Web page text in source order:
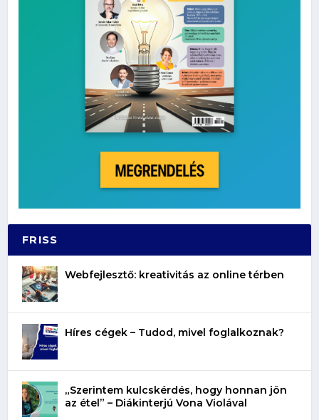
FRISS
Webfejlesztő: kreativitás az online térben
Híres cégek – Tudod, mivel foglalkoznak?
„Szerintem kulcskérdés, hogy honnan jön
az étel” – Diákinterjú Vona Violával